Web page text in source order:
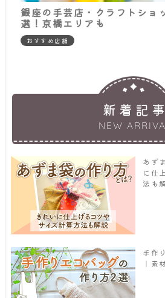
銀座の手芸店・クラフトショ
選！京橋エリアも
おすすめ店舗
新着記事
NEW
あず
に仕
法も
手作
｜素